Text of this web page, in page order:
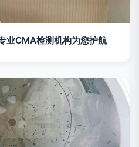
业CMA检测机构为您护航